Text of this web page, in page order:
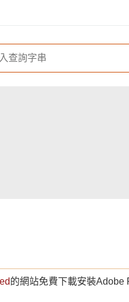
的網站免費下載安裝Adobe